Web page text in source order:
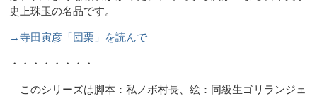
史上珠玉の名品です。
→寺田寅彦「団栗」を読んで
・・・・・・・・
このシリーズは脚本：私ノボ村長、絵：同級生ゴリランジェ